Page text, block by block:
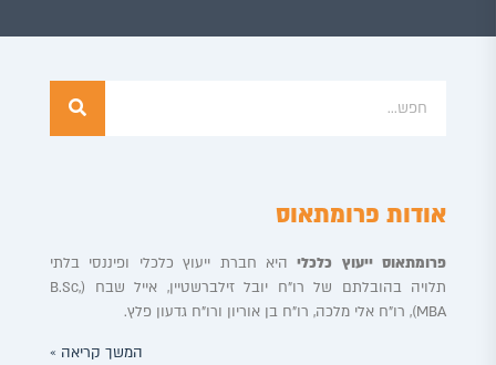
אודות פרומתאוס
פרומתאוס ייעוץ כלכליהיא חברת ייעוץ כלכלי ופיננסי בלתי
תלויה בהובלתם של רו”ח יובל זילברשטיין, אייל שבח (B.Sc,
MBA), רו”ח אלי מלכה, רו”ח בן אוריון ורו”ח גדעון פלץ.
המשך קריאה »